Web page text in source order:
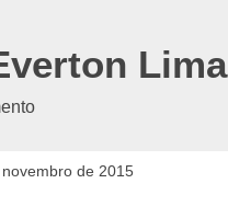
Lima
de 2015